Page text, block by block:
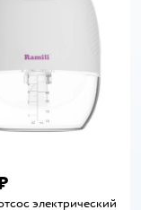
электрический